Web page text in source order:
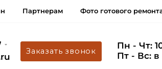
Партнерам Фото готового
Заказать звонок
Пн - Чт:
Пт - Вс: в